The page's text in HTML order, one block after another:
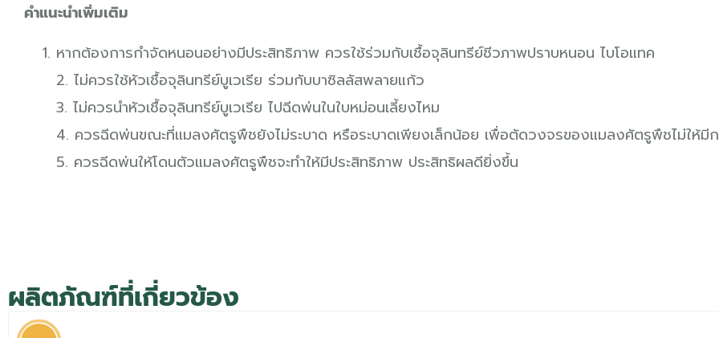
คำแนะนำเพิ่มเติม
หากต้องการกำจัดหนอนอย่างมีประสิทธิภาพ ควรใช้ร่วมกับเชื้อจุลินทรีย์ชีวภาพปราบหนอน ไบโอแทค
2. ไม่ควรใช้หัวเชื้อจุลินทรีย์บูเวเรีย ร่วมกับบาซิลลัสพลายแก้ว
3. ไม่ควรนำหัวเชื้อจุลินทรีย์บูเวเรีย ไปฉีดพ่นในใบหม่อนเลี้ยงไหม
4. ควรฉีดพ่นขณะที่แมลงศัตรูพืชยังไม่ระบาด หรือระบาดเพียงเล็กน้อย เพื่อตัดวงจรของแมลงศัตรูพืชไม่ให้มีก
5. ควรฉีดพ่นให้โดนตัวแมลงศัตรูพืชจะทำให้มีประสิทธิภาพ ประสิทธิผลดียิ่งขึ้น
ผลิตภัณฑ์ที่เกี่ยวข้อง